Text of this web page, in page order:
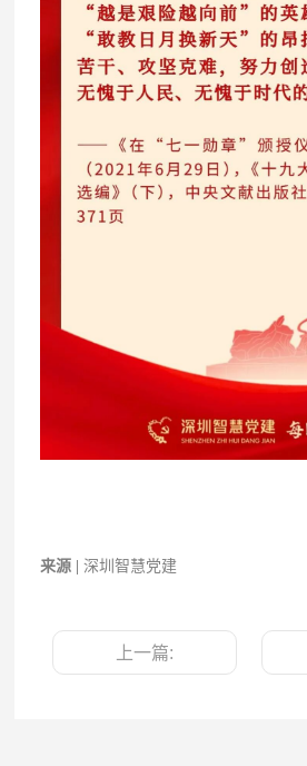
来源 | 深圳智慧党建
上一篇: